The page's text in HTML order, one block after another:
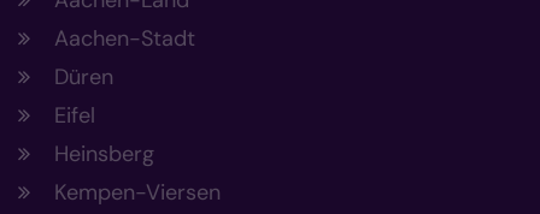
Aachen-Stadt
Düren
Eifel
Heinsberg
Kempen-Viersen